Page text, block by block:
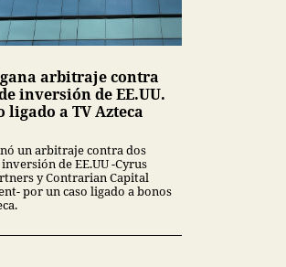
arbitraje contra
inversión de EE.UU.
ligado a TV Azteca
un arbitraje contra dos
de EE.UU -Cyrus
y Contrarian Capital
por un caso ligado a bonos